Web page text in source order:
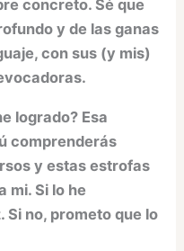
concreto. Sé que
y de las ganas
con sus (y mis)
logrado? Esa
comprenderás
y estas estrofas
mi. Si lo he
Si no, prometo que lo